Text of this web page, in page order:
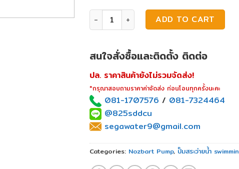
ปั๊มสระว่ายน้ำ Nozbart Tsunami Pump
ADD TO CART
สนใจสั่งซื้อและติดตั้ง ติดต่อ
ปล. ราคาสินค้ายังไม่รวมจัดส่ง!
*กรุณาสอบถามราคาค่าจัดส่ง ก่อนโอนทุกครั้งนะคะ
081-1707576 / 081-7324464
@825sddcu
segawater9@gmail.com
Categories: Nozbart Pump, ปั๊มสระว่ายน้ำ